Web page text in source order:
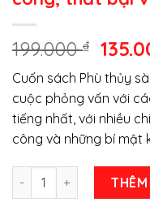
199.000₫
Giá
gốc
là:
Cuốn sách Phù thủy
cuộc phỏng vấn với
tiếng nhất, với nhiều
công và những bí mật
Phù Thủy Sàn Chứng